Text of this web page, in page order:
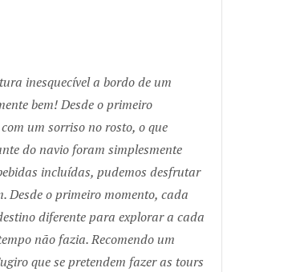
inesquecível a bordo de um
bem! Desde o primeiro
um sorriso no rosto, o que
do navio foram simplesmente
incluídas, pudemos desfrutar
Desde o primeiro momento, cada
diferente para explorar a cada
não fazia. Recomendo um
que se pretendem fazer as tours